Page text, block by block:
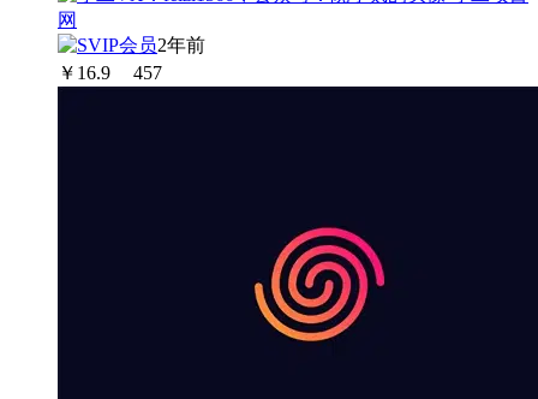
2年前
￥ 16.9 457